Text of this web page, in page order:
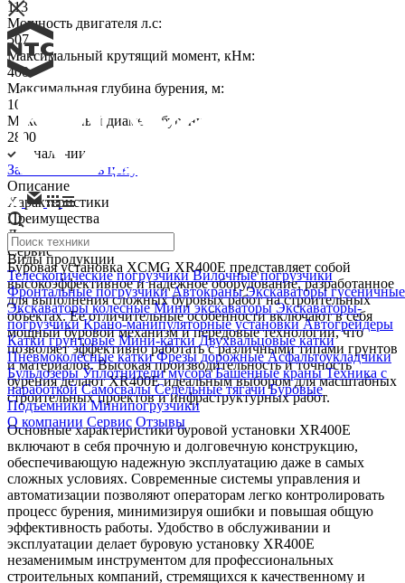
Виды продукции
Телескопические погрузчикиВилочные погрузчики
Фронтальные погрузчикиАвтокраныЭкскаваторы гусеничные
Экскаваторы колесныеМини экскаваторыЭкскаваторы-
погрузчикиКрано-манипуляторные установкиАвтогрейдеры
Катки грунтовые Мини-каткиДвухвальцовые катки
Пневмоколёсные каткиФрезы дорожныеАсфальтоукладчики
БульдозерыУплотнители мусораБашенные краныТехника с
наработкойСамосвалыСедельные тягачиБуровые
ПодъемникиМинипогрузчики
О компании Сервис Отзывы
113
Мощность двигателя л.с:
507
Maксимальный крутящий момент, кНм:
400
Максимальная глубина бурения, м:
103
Максимальный диаметр бурения, мм:
2800
В наличии
Заказать
Узнать цену
Описание
Характеристики
Преимущества
Доставка и оплата
Сервис
Буровая установка XCMG XR400E представляет собой
высокоэффективное и надежное оборудование, разработанное
для выполнения сложных буровых работ на строительных
объектах. Ее отличительные особенности включают в себя
мощный буровой механизм и передовые технологии, что
позволяет эффективно работать с различными типами грунтов
и материалов. Высокая производительность и точность
бурения делают XR400E идеальным выбором для масштабных
строительных проектов и инфраструктурных работ.
Основные характеристики буровой установки XR400E
включают в себя прочную и долговечную конструкцию,
обеспечивающую надежную эксплуатацию даже в самых
сложных условиях. Современные системы управления и
автоматизации позволяют операторам легко контролировать
процесс бурения, минимизируя ошибки и повышая общую
эффективность работы. Удобство в обслуживании и
эксплуатации делает буровую установку XR400E
незаменимым инструментом для профессиональных
строительных компаний, стремящихся к качественному и